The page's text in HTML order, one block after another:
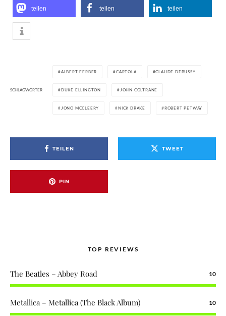
teilen teilen teilen
SCHLAGWÖRTER
ALBERT FERBER CARTOLA CLAUDE DEBUSSY
DUKE ELLINGTON JOHN COLTRANE
JONO MCCLEERY NICK DRAKE ROBERT PETWAY
TEILEN TWEET
PIN
TOP REVIEWS
The Beatles – Abbey Road 10
Metallica – Metallica (The Black Album) 10